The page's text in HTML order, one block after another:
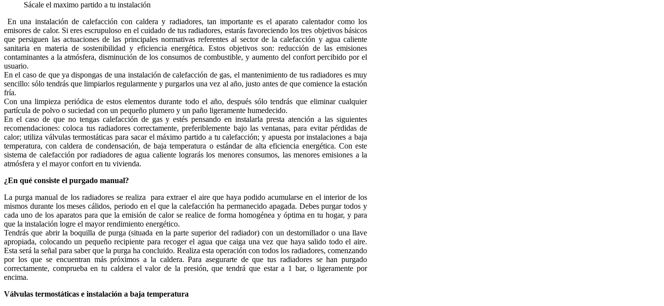
Sácale el maximo partido a tu instalación
En una instalación de calefacción con caldera y radiadores, tan importante es el aparato calentador como los
emisores de calor. Si eres escrupuloso en el cuidado de tus radiadores, estarás favoreciendo los tres objetivos básicos
que persiguen las actuaciones de las principales normativas referentes al sector de la calefacción y agua caliente
sanitaria en materia de sostenibilidad y eficiencia energética. Estos objetivos son: reducción de las emisiones
contaminantes a la atmósfera, disminución de los consumos de combustible, y aumento del confort percibido por el
usuario.
En el caso de que ya dispongas de una instalación de calefacción de gas, el mantenimiento de tus radiadores es muy
sencillo: sólo tendrás que limpiarlos regularmente y purgarlos una vez al año, justo antes de que comience la estación
fría.
Con una limpieza periódica de estos elementos durante todo el año, después sólo tendrás que eliminar cualquier
partícula de polvo o suciedad con un pequeño plumero y un paño ligeramente humedecido.
En el caso de que no tengas calefacción de gas y estés pensando en instalarla presta atención a las siguientes
recomendaciones: coloca tus radiadores correctamente, preferiblemente bajo las ventanas, para evitar pérdidas de
calor; utiliza válvulas termostáticas para sacar el máximo partido a tu calefacción; y apuesta por instalaciones a baja
temperatura, con caldera de condensación, de baja temperatura o estándar de alta eficiencia energética. Con este
sistema de calefacción por radiadores de agua caliente lograrás los menores consumos, las menores emisiones a la
atmósfera y el mayor confort en tu vivienda.
¿En qué consiste el purgado manual?
La purga manual de los radiadores se realiza para extraer el aire que haya podido acumularse en el interior de los
mismos durante los meses cálidos, periodo en el que la calefacción ha permanecido apagada. Debes purgar todos y
cada uno de los aparatos para que la emisión de calor se realice de forma homogénea y óptima en tu hogar, y para
que la instalación logre el mayor rendimiento energético.
Tendrás que abrir la boquilla de purga (situada en la parte superior del radiador) con un destornillador o una llave
apropiada, colocando un pequeño recipiente para recoger el agua que caiga una vez que haya salido todo el aire.
Esta será la señal para saber que la purga ha concluido. Realiza esta operación con todos los radiadores, comenzando
por los que se encuentran más próximos a la caldera. Para asegurarte de que tus radiadores se han purgado
correctamente, comprueba en tu caldera el valor de la presión, que tendrá que estar a 1 bar, o ligeramente por
encima.
Válvulas termostáticas e instalación a baja temperatura